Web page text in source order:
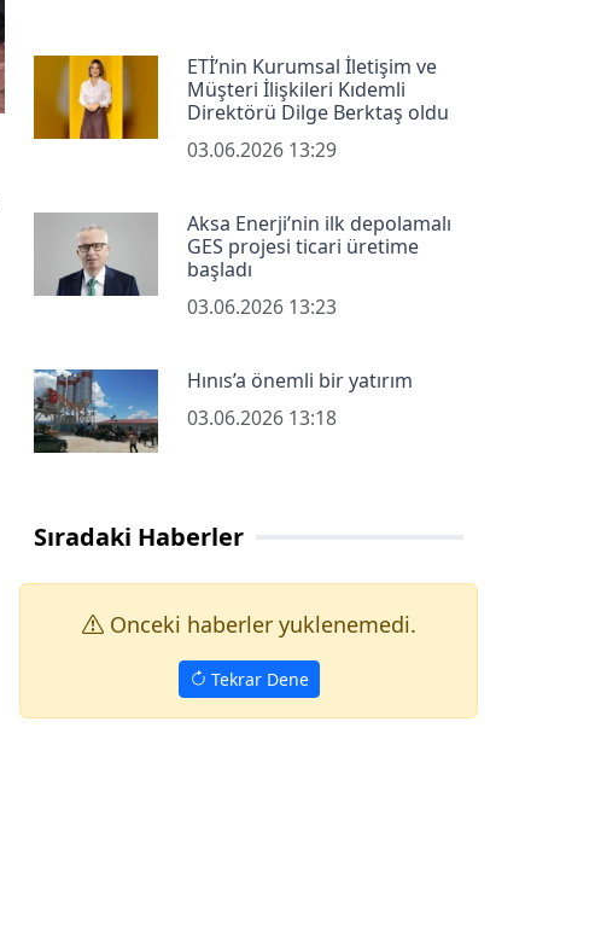
ETİ’nin Kurumsal İletişim ve
Müşteri İlişkileri Kıdemli
Direktörü Dilge Berktaş oldu
03.06.2026 13:29
Aksa Enerji’nin ilk depolamalı
GES projesi ticari üretime
başladı
03.06.2026 13:23
Hınıs’a önemli bir yatırım
03.06.2026 13:18
Sıradaki Haberler
Onceki haberler yuklenemedi.
Tekrar Dene